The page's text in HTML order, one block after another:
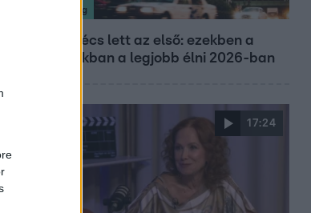
Nagyvilág
Nem Bécs lett az első: ezekben a
városokban a legjobb élni 2026-ban
17:24